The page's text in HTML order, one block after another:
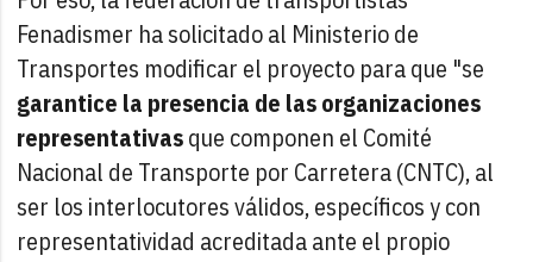
Fenadismer ha solicitado al Ministerio de
Transportes modificar el proyecto para que "se
garantice la presencia de las organizaciones
representativasque componen el Comité
Nacional de Transporte por Carretera (CNTC), al
ser los interlocutores válidos, específicos y con
representatividad acreditada ante el propio